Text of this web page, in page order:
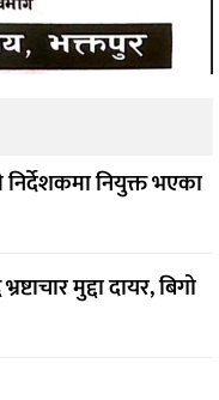
नियुक्त भएका
मुद्दा दायर, बिगो